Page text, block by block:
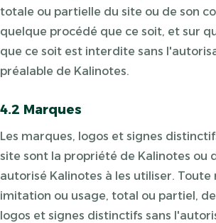
totale ou partielle du site ou de son
quelque procédé que ce soit, et sur
que ce soit est interdite sans
préalable de Kalinotes.
4.2 Marques
Les marques, logos et signes
site sont la propriété de Kalinotes ou
autorisé Kalinotes à les utiliser.
imitation ou usage, total ou partiel,
logos et signes distinctifs sans